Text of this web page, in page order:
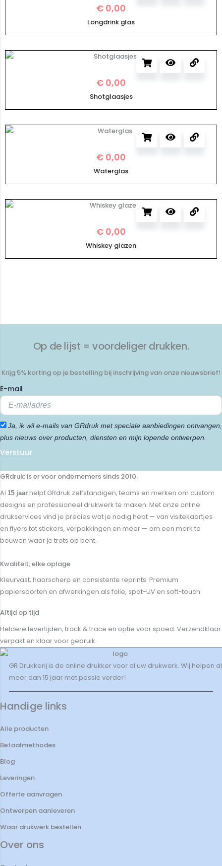
€ 0,00
Longdrink glas
€ 0,00
Shotglaasjes
€ 0,00
Waterglas
€ 0,00
Whiskey glazen
Op de lijst = voordeliger drukken.
Krijg 5% korting op je bestelling bij inschrijving van onze nieuwsbrief!
E-mail
Ja, ik wil e-mails van GRdruk met speciale aanbiedingen ontvangen,
plus nieuws over producten, diensten en mijn lopende ontwerpen.
Verstuur
GRdruk: is er voor ondernemers sinds 2010.
Al 15 jaar helpt GRdruk zelfstandigen, teams en merken om custom
designs en professioneel drukwerk te maken. Met onze online
drukservices vind je precies wat je nodig hebt — van visitekaartjes
en flyers tot stickers, verpakkingen en meer — om een merk te
bouwen waar je trots op bent.
Kwaliteit, elke oplage
Kleurvast, haarscherp en consistente reprints. Premium
papiersoorten en afwerkingen als folie, spot-UV en soft-touch.
Altijd op tijd
Heldere levertijden, track & trace en optie voor spoed. Verzendklaar
verpakt en klaar voor gebruik.
GR Drukkerij is de online drukker voor al uw drukwerk. Wij helpen al
meer dan 15 jaar met passie verder!
Handige links
Alle producten
Betaalmethodes
Blog
Leveringen
Offerte aanvragen
Ontwerpen aanleveren
Waar drukwerk bestellen
Over ons